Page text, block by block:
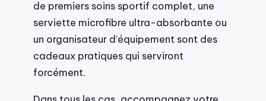
de premiers soins sportif complet, une
serviette microfibre ultra-absorbante ou
un organisateur d’équipement sont des
cadeaux pratiques qui serviront
forcément.